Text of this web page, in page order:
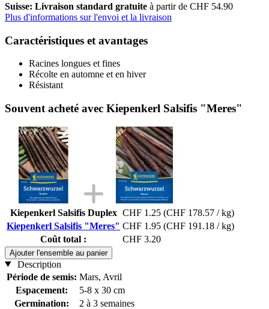
Suisse: Livraison standard gratuite à partir de CHF 54.90
Plus d'informations sur l'envoi et la livraison
Caractéristiques et avantages
Racines longues et fines
Récolte en automne et en hiver
Résistant
Souvent acheté avec Kiepenkerl Salsifis "Meres"
Kiepenkerl Salsifis Duplex CHF 1.25 (CHF 178.57 / kg)
Kiepenkerl Salsifis "Meres" CHF 1.95 (CHF 191.18 / kg)
Coût total :
CHF 3.20
Ajouter l'ensemble au panier
Description
Période de semis: Mars, Avril
Espacement:
5-8 x 30 cm
Germination:
2 à 3 semaines